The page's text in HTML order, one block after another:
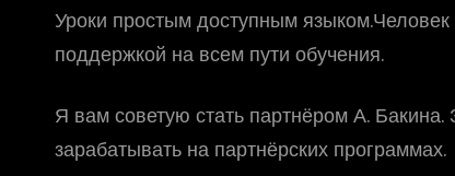
Уроки простым доступным
поддержкой на всем пути обучения.
Я вам советую стать партнёром А.
зарабатывать на партнёрских программах.